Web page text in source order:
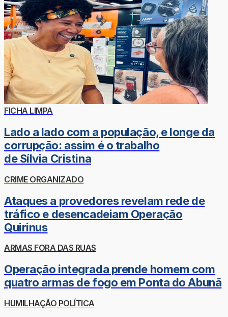
FICHA LIMPA
Lado a lado com a população, e longe da
corrupção: assim é o trabalho
de Sílvia Cristina
CRIME ORGANIZADO
Ataques a provedores revelam rede de
tráfico e desencadeiam Operação
Quirinus
ARMAS FORA DAS RUAS
Operação integrada prende homem com
quatro armas de fogo em Ponta do Abunã
HUMILHAÇÃO POLÍTICA